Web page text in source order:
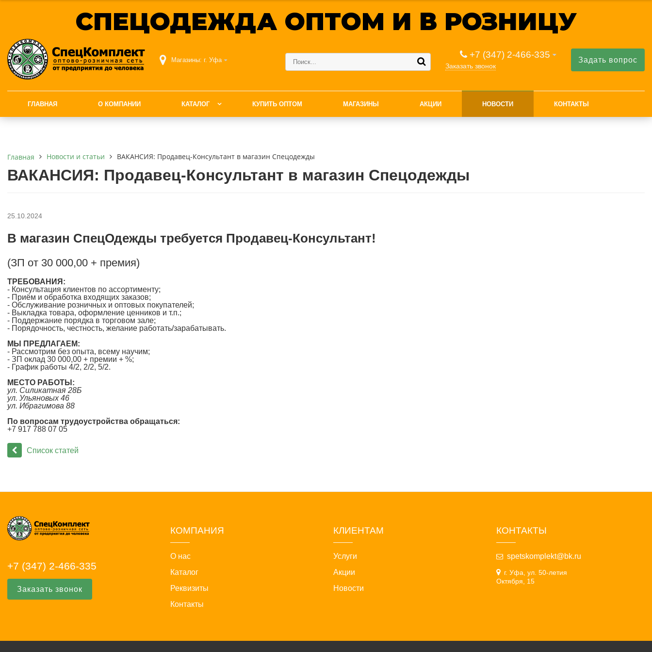
СПЕЦОДЕЖДА ОПТОМ И В РОЗНИЦУ
Магазины: г. Уфа +7 (347) 2-466-335
Заказать звонок
Задать вопрос
ГЛАВНАЯ О КОМПАНИИ КАТАЛОГ КУПИТЬ ОПТОМ МАГАЗИНЫ АКЦИИ НОВОСТИ КОНТАКТЫ
Главная Новости и статьи ВАКАНСИЯ: Продавец-Консультант в магазин Спецодежды
ВАКАНСИЯ: Продавец-Консультант в магазин Спецодежды
25.10.2024
В магазин СпецОдежды требуется Продавец-Консультант!
(ЗП от 30 000,00 + премия)
ТРЕБОВАНИЯ:
- Консультация клиентов по ассортименту;
- Приём и обработка входящих заказов;
- Обслуживание розничных и оптовых покупателей;
- Выкладка товара, оформление ценников и т.п.;
- Поддержание порядка в торговом зале;
- Порядочность, честность, желание работать/зарабатывать.
МЫ ПРЕДЛАГАЕМ:
- Рассмотрим без опыта, всему научим;
- ЗП оклад 30 000,00 + премии + %;
- График работы 4/2, 2/2, 5/2.
МЕСТО РАБОТЫ:
ул. Силикатная 28Б
ул. Ульяновых 46
ул. Ибрагимова 88
По вопросам трудоустройства обращаться:
+7 917 788 07 05
Список статей
+7 (347) 2-466-335
Заказать звонок
КОМПАНИЯ
О нас
Каталог
Реквизиты
Контакты
КЛИЕНТАМ
Услуги
Акции
Новости
КОНТАКТЫ
spetskomplekt@bk.ru
г. Уфа, ул. 50-летия
Октября, 15